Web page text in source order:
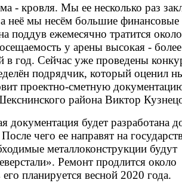
- кровля. Мы ее несколько раз
неё мы несём большие финансовые
поддув ежемесячно тратится
у арены высокая -
в год. Сейчас уже проведены
подрядчик, который оценил
проектно-сметную
района Виктор
документация будет разработана
чего ее направят на
металлоконструкции будут
Ремонт продлится около
его планируется весной 2020 года.